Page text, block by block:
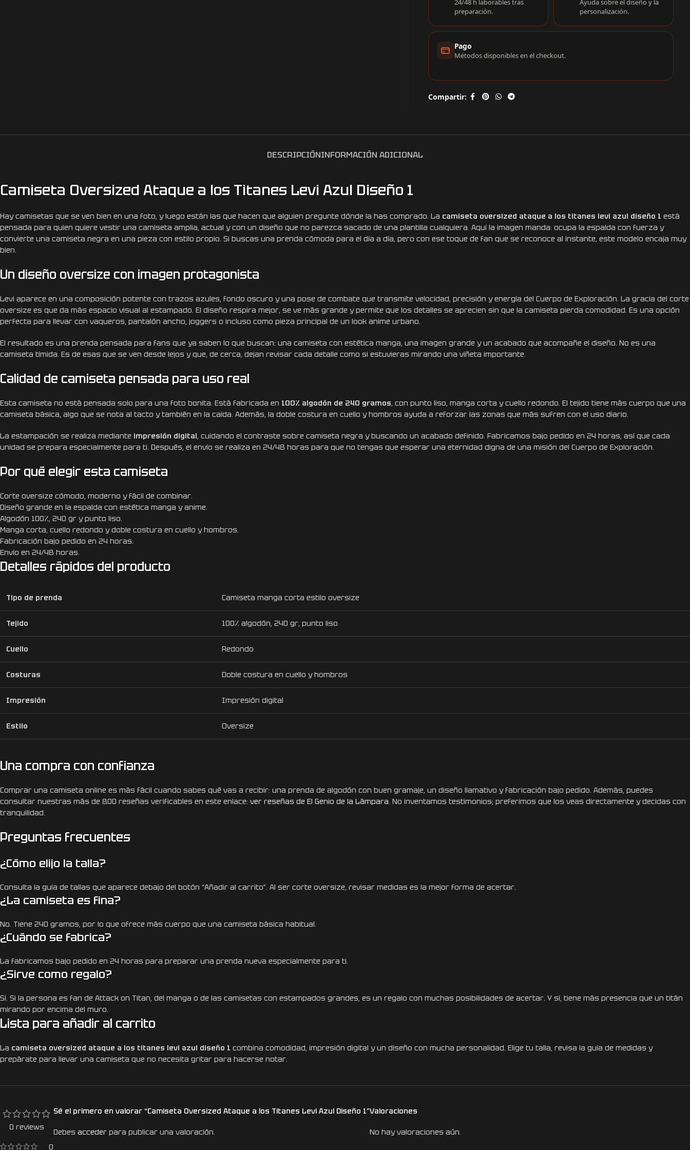
24/48 h laborables tras
preparación.
Ayuda sobre el diseño y la
personalización.
Pago
Métodos disponibles en el checkout.
Compartir:
DESCRIPCIÓNINFORMACIÓN ADICIONAL
Camiseta Oversized Ataque a los Titanes Levi Azul Diseño 1
Hay camisetas que se ven bien en una foto, y luego están las que hacen que alguien pregunte dónde la has comprado. La camiseta oversized ataque a los titanes levi azul diseño 1 está
pensada para quien quiere vestir una camiseta amplia, actual y con un diseño que no parezca sacado de una plantilla cualquiera. Aquí la imagen manda: ocupa la espalda con fuerza y
convierte una camiseta negra en una pieza con estilo propio. Si buscas una prenda cómoda para el día a día, pero con ese toque de fan que se reconoce al instante, este modelo encaja muy
bien.
Un diseño oversize con imagen protagonista
Levi aparece en una composición potente con trazos azules, fondo oscuro y una pose de combate que transmite velocidad, precisión y energía del Cuerpo de Exploración. La gracia del corte
oversize es que da más espacio visual al estampado. El diseño respira mejor, se ve más grande y permite que los detalles se aprecien sin que la camiseta pierda comodidad. Es una opción
perfecta para llevar con vaqueros, pantalón ancho, joggers o incluso como pieza principal de un look anime urbano.
El resultado es una prenda pensada para fans que ya saben lo que buscan: una camiseta con estética manga, una imagen grande y un acabado que acompañe el diseño. No es una
camiseta tímida. Es de esas que se ven desde lejos y que, de cerca, dejan revisar cada detalle como si estuvieras mirando una viñeta importante.
Calidad de camiseta pensada para uso real
Esta camiseta no está pensada solo para una foto bonita. Está fabricada en 100% algodón de 240 gramos, con punto liso, manga corta y cuello redondo. El tejido tiene más cuerpo que una
camiseta básica, algo que se nota al tacto y también en la caída. Además, la doble costura en cuello y hombros ayuda a reforzar las zonas que más sufren con el uso diario.
La estampación se realiza mediante impresión digital, cuidando el contraste sobre camiseta negra y buscando un acabado definido. Fabricamos bajo pedido en 24 horas, así que cada
unidad se prepara especialmente para ti. Después, el envío se realiza en 24/48 horas para que no tengas que esperar una eternidad digna de una misión del Cuerpo de Exploración.
Por qué elegir esta camiseta
Corte oversize cómodo, moderno y fácil de combinar.
Diseño grande en la espalda con estética manga y anime.
Algodón 100%, 240 gr y punto liso.
Manga corta, cuello redondo y doble costura en cuello y hombros.
Fabricación bajo pedido en 24 horas.
Envío en 24/48 horas.
Detalles rápidos del producto
Tipo de prenda Camiseta manga corta estilo oversize
Tejido 100% algodón, 240 gr, punto liso
Cuello Redondo
Costuras Doble costura en cuello y hombros
Impresión Impresión digital
Estilo Oversize
Una compra con confianza
Comprar una camiseta online es más fácil cuando sabes qué vas a recibir: una prenda de algodón con buen gramaje, un diseño llamativo y fabricación bajo pedido. Además, puedes
consultar nuestras más de 800 reseñas verificables en este enlace: ver reseñas de El Genio de la Lámpara. No inventamos testimonios; preferimos que los veas directamente y decidas con
tranquilidad.
Preguntas frecuentes
¿Cómo elijo la talla?
Consulta la guía de tallas que aparece debajo del botón “Añadir al carrito”. Al ser corte oversize, revisar medidas es la mejor forma de acertar.
¿La camiseta es fina?
No. Tiene 240 gramos, por lo que ofrece más cuerpo que una camiseta básica habitual.
¿Cuándo se fabrica?
La fabricamos bajo pedido en 24 horas para preparar una prenda nueva especialmente para ti.
¿Sirve como regalo?
Sí. Si la persona es fan de Attack on Titan, del manga o de las camisetas con estampados grandes, es un regalo con muchas posibilidades de acertar. Y sí, tiene más presencia que un titán
mirando por encima del muro.
Lista para añadir al carrito
La camiseta oversized ataque a los titanes levi azul diseño 1 combina comodidad, impresión digital y un diseño con mucha personalidad. Elige tu talla, revisa la guía de medidas y
prepárate para llevar una camiseta que no necesita gritar para hacerse notar.
0 reviews
0
Valoraciones
No hay valoraciones aún.
Sé el primero en valorar “Camiseta Oversized Ataque a los Titanes Levi Azul Diseño 1”
Debes acceder para publicar una valoración.